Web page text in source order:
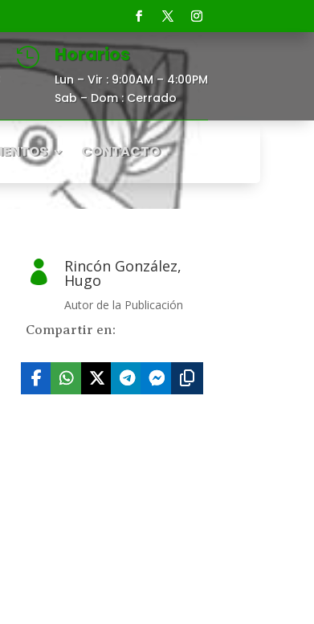
 Horarios
Lun – Vir : 9:00AM – 4:00PM
Sab – Dom : Cerrado
CONTACTO
 Rincón González,
Hugo
Autor de la Publicación
Compartir en: